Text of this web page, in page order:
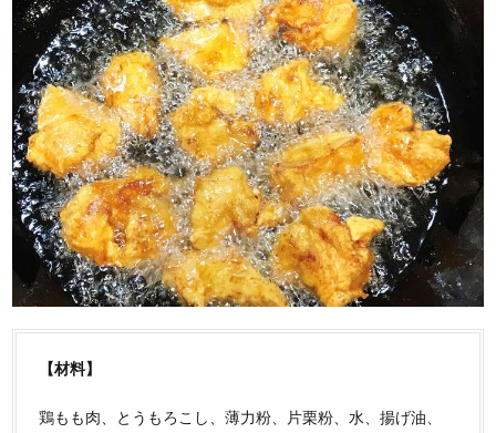
【材料】
鶏もも肉、とうもろこし、薄力粉、片栗粉、水、揚げ油、